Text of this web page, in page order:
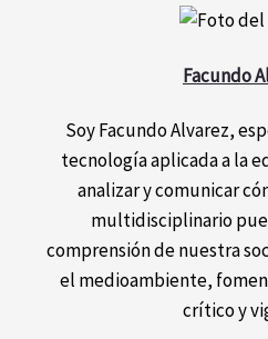
Facundo
Soy Facundo Alvarez,
tecnología aplicada a la
analizar y comunicar
multidisciplinario
comprensión de nuestra
el medioambiente,
crítico y